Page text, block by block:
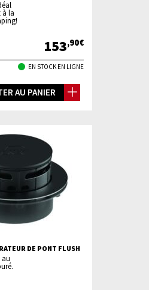
à la
153,90€
EN STOCK EN LIGNE
AU PANIER
DE PONT FLUSH
au